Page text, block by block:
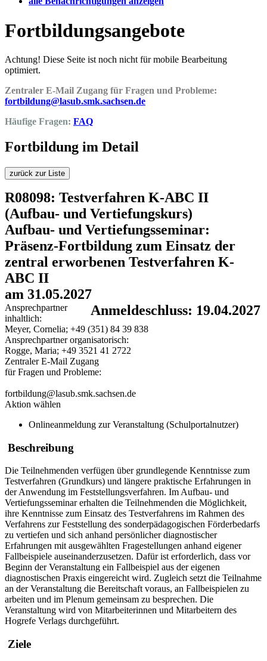
Fortbildungsangebote
Achtung! Diese Seite ist noch nicht für mobile Bearbeitung
optimiert.
Zentraler E-Mail Zugang für Fragen und Probleme:
fortbildung@lasub.smk.sachsen.de
Häufige Fragen: FAQ
Fortbildung im Detail
zurück zur Liste
R08098: Testverfahren K-ABC II
(Aufbau- und Vertiefungskurs)
Aufbau- und Vertiefungsseminar:
Präsenz-Fortbildung zum Einsatz der
zentral erworbenen Testverfahren K-
ABC II
am 31.05.2027
Anmeldeschluss: 19.04.2027
Ansprechpartner
inhaltlich:
Meyer, Cornelia; +49 (351) 84 39 838
Ansprechpartner organisatorisch:
Rogge, Maria; +49 3521 41 2722
Zentraler E-Mail Zugang
für Fragen und Probleme:
fortbildung@lasub.smk.sachsen.de
Aktion wählen
Onlineanmeldung zur Veranstaltung (Schulportalnutzer)
Beschreibung
Die Teilnehmenden verfügen über grundlegende Kenntnisse zum
Testverfahren (Grundkurs) und längere praktische Erfahrungen in
der Anwendung im Feststellungsverfahren. Im Aufbau- und
Vertiefungsseminar erhalten die Teilnehmenden die Möglichkeit,
ihre Kenntnisse zum Einsatz des Testverfahrens im Rahmen des
Verfahrens zur Feststellung des sonderpädagogischen Förderbedarfs
zu vertiefen und sich anhand persönlicher diagnostischer
Erfahrungen mit ausgewählten Fragestellungen anhand eigener
Fallbeispiele auseinanderzusetzen. Dafür ist erforderlich, dass vor
Beginn der Veranstaltung ein Fallbeispiel aus der eigenen
diagnostischen Praxis eingereicht wird. Zugleich setzt die Teilnahme
an der Veranstaltung die Bereitschaft voraus, an Fallbeispielen zu
arbeiten und im Plenum gemeinsam zu besprechen. Die
Veranstaltung wird von Mitarbeiterinnen und Mitarbeitern des
Hogrefe Verlags durchgeführt.
Ziele